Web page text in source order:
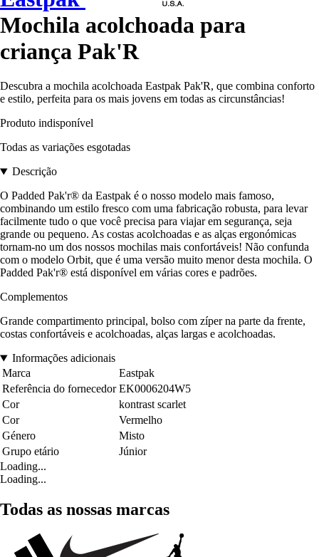
Mochila acolchoada para
criança Pak'R
Descubra a mochila acolchoada Eastpak Pak'R, que combina conforto
e estilo, perfeita para os mais jovens em todas as circunstâncias!
Produto indisponível
Todas as variações esgotadas
Descrição
O Padded Pak'r® da Eastpak é o nosso modelo mais famoso,
combinando um estilo fresco com uma fabricação robusta, para levar
facilmente tudo o que você precisa para viajar em segurança, seja
grande ou pequeno. As costas acolchoadas e as alças ergonómicas
tornam-no um dos nossos mochilas mais confortáveis! Não confunda
com o modelo Orbit, que é uma versão muito menor desta mochila. O
Padded Pak'r® está disponível em várias cores e padrões.
Complementos
Grande compartimento principal, bolso com zíper na parte da frente,
costas confortáveis e acolchoadas, alças largas e acolchoadas.
Informações adicionais
Marca
Eastpak
Referência do fornecedor EK0006204W5
Cor
kontrast scarlet
Cor
Vermelho
Género
Misto
Grupo etário
Júnior
Loading...
Loading...
Todas as nossas marcas